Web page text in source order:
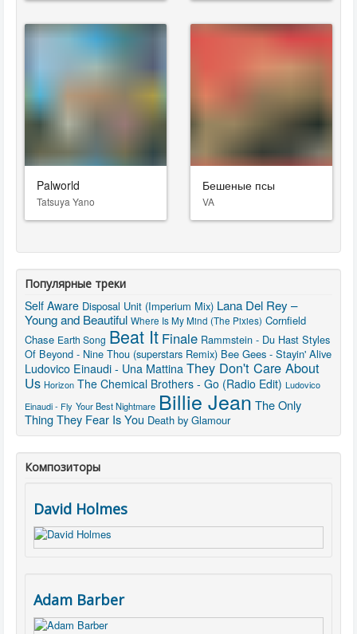
Palworld
Tatsuya Yano
Бешеные псы
VA
Популярные треки
Self Aware Disposal Unit (Imperium Mix) Lana Del Rey –
Young and Beautiful Where Is My Mind (The Pixies) Cornfield
Chase Earth Song Beat It Finale Rammstein - Du Hast Styles
Of Beyond - Nine Thou (superstars Remix) Bee Gees - Stayin' Alive
Ludovico Einaudi - Una Mattina They Don't Care About
Us Horizon The Chemical Brothers - Go (Radio Edit) Ludovico
Einaudi - Fly Your Best Nightmare Billie Jean The Only
Thing They Fear Is You Death by Glamour
Композиторы
David Holmes
Adam Barber